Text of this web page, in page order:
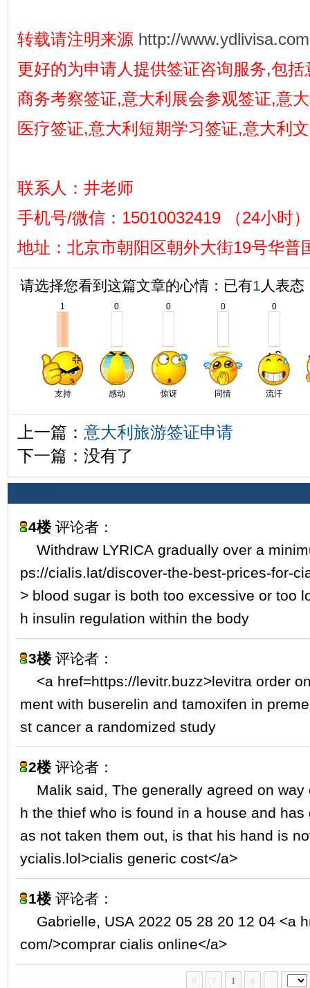
转载请注明来源 http://www.ydlivisa.com
更好的为申请人提供签证咨询服务,包
商务考察签证,意大利展会参观签证,意
医疗签证,意大利短期学习签证,意大利
联系人：井老师
手机号/微信：15010032419 （24小时）
地址 ： 北京市朝阳区朝外大街19号华普
请选择您看到这篇文章的心情：已有1 人表态
1
支持
0
感动
0
惊讶
0
同情
0
流汗
上一篇： 意大利旅游签证申请
下一篇：没有了
4楼评论者：
Withdraw LYRICA gradually over a
ps://cialis.lat/discover-the-best-prices-for-
> blood sugar is both too excessive or too
h insulin regulation within the body
3楼评论者：
<a href=https://levitr.buzz>levitra order
ment with buserelin and tamoxifen in
st cancer a randomized study
2楼评论者：
Malik said, The generally agreed on
h the thief who is found in a house and
as not taken them out, is that his hand is
ycialis.lol>cialis generic cost</a>
1楼评论者：
Gabrielle, USA 2022 05 28 20 12 04 <a
com/>comprar cialis online</a>
7 1 :